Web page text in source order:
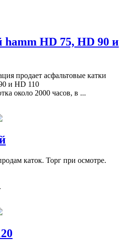
HD 75, HD 90 и
продает асфальтовые катки
и HD 110
около 2000 часов, в ...
каток. Торг при осмотре.